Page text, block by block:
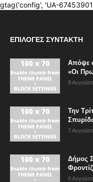
ΕΠΙΛΟΓΈΣ ΣΥΝΤΆΚΤΗ
Απόψε
«Οι
8
Την
7
Δήμος
6